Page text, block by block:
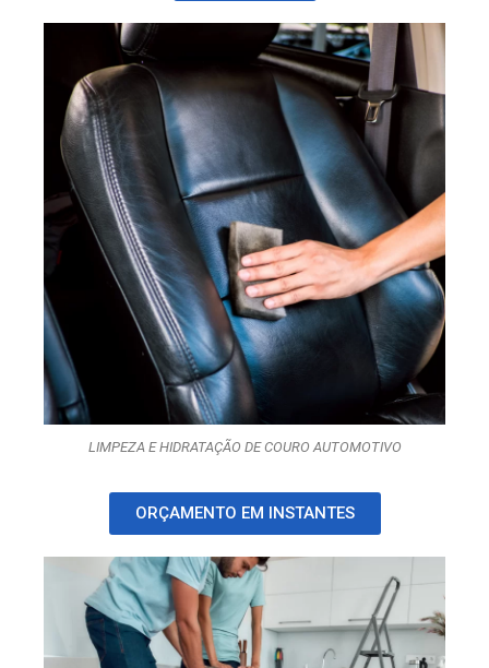
LIMPEZA E HIDRATAÇÃO DE COURO AUTOMOTIVO
ORÇAMENTO EM INSTANTES